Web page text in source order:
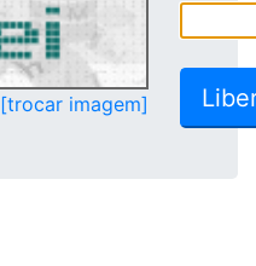
[trocar imagem]